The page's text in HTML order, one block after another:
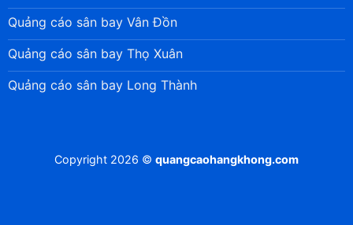
Quảng cáo sân bay Vân Đồn
Quảng cáo sân bay Thọ Xuân
Quảng cáo sân bay Long Thành
Copyright 2026 © quangcaohangkhong.com